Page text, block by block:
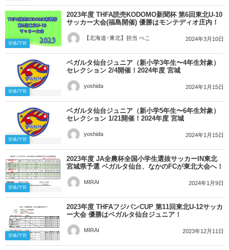
宮城J下部
2023年度 THFA読売KODOMO新聞杯 第6回東北U-10
サッカー大会(福島開催) 優勝はモンテディオ庄内！
【北海道･東北】担当 べこ 2024年3月10日
宮城J下部
ベガルタ仙台ジュニア（新小学3年生〜4年生対象）
セレクション 2/4開催！2024年度 宮城
yoshida 2024年1月15日
宮城J下部
ベガルタ仙台ジュニア（新小学5年生〜6年生対象）
セレクション 1/21開催！2024年度 宮城
yoshida 2024年1月15日
宮城J下部
2023年度 JA全農杯全国小学生選抜サッカーIN東北
宮城県予選 ベガルタ仙台、なかのFCが東北大会へ！
MIRAI 2024年1月9日
宮城J下部
2023年度 THFAフジパンCUP 第11回東北U-12サッカ
ー大会 優勝はベガルタ仙台ジュニア！
MIRAI 2023年12月11日